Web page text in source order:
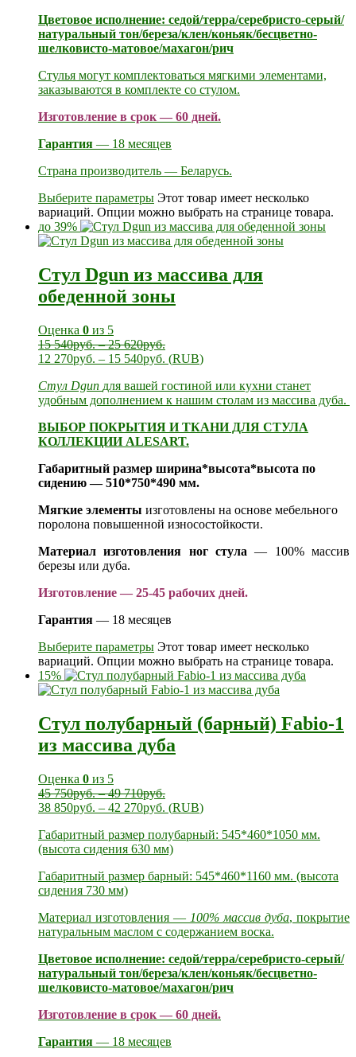
Цветовое исполнение: седой/терра/серебристо-серый/
натуральный тон/береза/клен/коньяк/бесцветно-
шелковисто-матовое/махагон/рич
Стулья могут комплектоваться мягкими элементами,
заказываются в комплекте со стулом.
Изготовление в срок — 60 дней.
Гарантия — 18 месяцев
Страна производитель — Беларусь.
Выберите параметры Этот товар имеет несколько
вариаций. Опции можно выбрать на странице товара.
до 39%
Стул Dgun из массива для
обеденной зоны
Оценка 0 из 5
15 540руб.–25 620руб.
12 270руб. – 15 540руб. (RUB)
Стул Dgun для вашей гостиной или кухни станет
удобным дополнением к нашим столам из массива дуба.
ВЫБОР ПОКРЫТИЯ И ТКАНИ ДЛЯ СТУЛА
КОЛЛЕКЦИИ ALESART.
Габаритный размер ширина*высота*высота по
сидению — 510*750*490 мм.
Мягкие элементы изготовлены на основе мебельного
поролона повышенной износостойкости.
Материал изготовления ног стула — 100% массив
березы или дуба.
Изготовление — 25-45 рабочих дней.
Гарантия — 18 месяцев
Выберите параметры Этот товар имеет несколько
вариаций. Опции можно выбрать на странице товара.
15%
Стул полубарный (барный) Fabio-1
из массива дуба
Оценка 0 из 5
45 750руб.–49 710руб.
38 850руб. – 42 270руб. (RUB)
Габаритный размер полубарный: 545*460*1050 мм.
(высота сидения 630 мм)
Габаритный размер барный: 545*460*1160 мм. (высота
сидения 730 мм)
Материал изготовления — 100% массив дуба, покрытие
натуральным маслом с содержанием воска.
Цветовое исполнение: седой/терра/серебристо-серый/
натуральный тон/береза/клен/коньяк/бесцветно-
шелковисто-матовое/махагон/рич
Изготовление в срок — 60 дней.
Гарантия — 18 месяцев